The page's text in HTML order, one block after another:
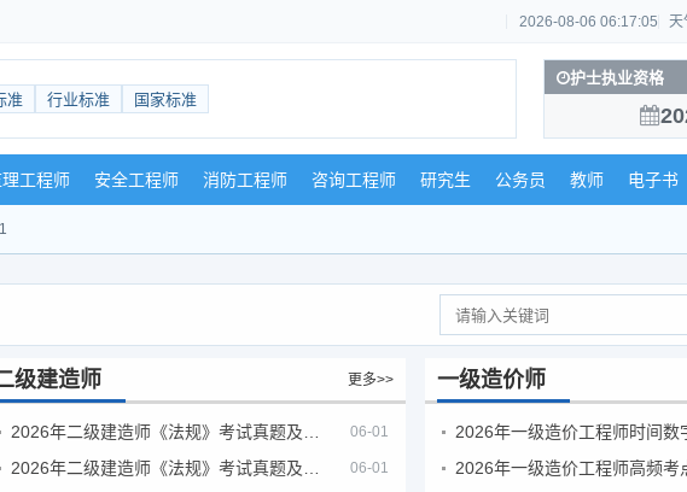
2026-08-06 06:17:05 天
准 行业标准 国家标准
护士执业资格
理工程师 安全工程师 消防工程师 咨询工程师 研究生 公务员 教师 电子书
级建造师 更多>>
06-01
06-01
一级造价师